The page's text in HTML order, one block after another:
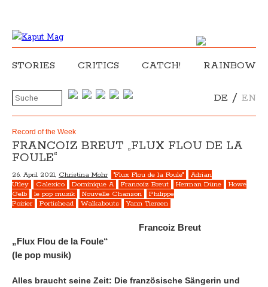
STORIES CRITICS CATCH! RAINBOW
DE / EN
Record of the Week
FRANCOIZ BREUT „FLUX FLOU DE LA
FOULE“
26. April 2021, Christina Mohr "Flux Flou de la Foule"
Adrian
Utley
Calexico Dominique A Francoiz Breut Herman Düne
Howe
Gelb
le pop musik Nouvelle Chanson
Philippe
Poirier
Portishead Walkabouts Yann Tiersen
Francoiz Breut
„Flux Flou de la Foule“
(le pop musik)
Alles braucht seine Zeit: Die französische Sängerin und